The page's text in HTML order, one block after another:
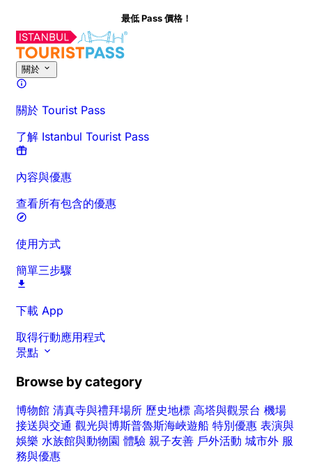
最低 Pass 價格！
關於
關於 Tourist Pass
了解 Istanbul Tourist Pass
內容與優惠
查看所有包含的優惠
使用方式
簡單三步驟
下載 App
取得行動應用程式
景點
Browse by category
博物館 清真寺與禮拜場所 歷史地標 高塔與觀景台 機場
接送與交通 觀光與博斯普魯斯海峽遊船 特別優惠 表演與
娛樂 水族館與動物園 體驗 親子友善 戶外活動 城市外 服
務與優惠
時間與時長 詳細介紹 行前須知